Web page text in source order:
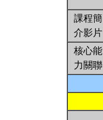
課程簡
介影片
核心能
力關聯